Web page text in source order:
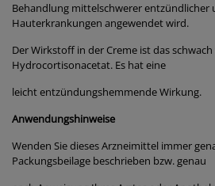
Behandlung mittelschwerer entzündlicher
Hauterkrankungen angewendet wird.
Der Wirkstoff in der Creme ist das
Hydrocortisonacetat. Es hat eine
leicht entzündungshemmende Wirkung.
Anwendungshinweise
Wenden Sie dieses Arzneimittel immer
Packungsbeilage beschrieben bzw. genau